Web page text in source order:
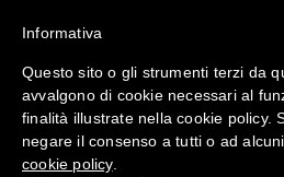
Antinfortunistica
FFP2 con
Informativa
Questo sito o gli strumenti terzi da
avvalgono di cookie necessari al
finalità illustrate nella cookie policy.
negare il consenso a tutti o ad
cookie policy.